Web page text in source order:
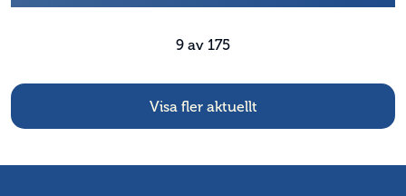
9 av 175
Visa fler aktuellt